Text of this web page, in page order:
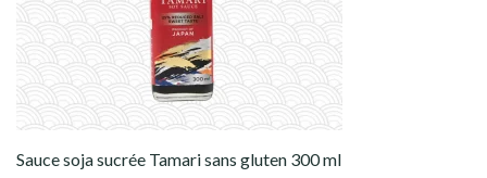
Sauce soja sucrée Tamari sans gluten 300 ml